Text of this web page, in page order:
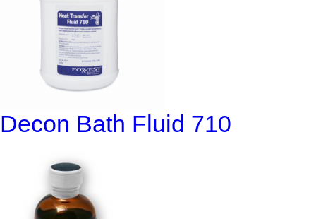
Decon Bath Fluid 710